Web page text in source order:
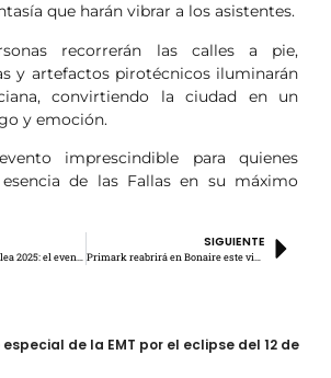
que harán vibrar a los asistentes.
recorrerán las calles a pie,
y artefactos pirotécnicos iluminarán
convirtiendo la ciudad en un
y emoción.
imprescindible para quienes
de las Fallas en su máximo
SIGUIENTE
de la EMT por el eclipse del 12 de